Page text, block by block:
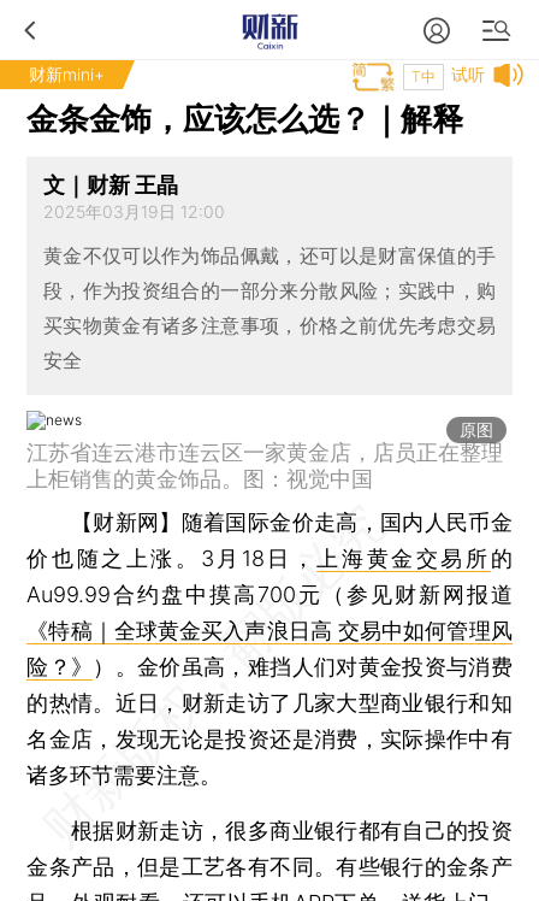
财新mini+ 试听
T中
金条金饰，应该怎么选？｜解释
文｜财新 王晶
2025年03月19日 12:00
黄金不仅可以作为饰品佩戴，还可以是财富保值的手
段，作为投资组合的一部分来分散风险；实践中，购
买实物黄金有诸多注意事项，价格之前优先考虑交易
安全
原图
江苏省连云港市连云区一家黄金店，店员正在整理
上柜销售的黄金饰品。图：视觉中国
【财新网】 随着国际金价走高，国内人民币金
价也随之上涨。3月18日，
上海黄金交易所的
Au99.99合约盘中摸高700元（参见财新网报道
《特稿｜全球黄金买入声浪日高 交易中如何管理风
险？》
）。金价虽高，难挡人们对黄金投资与消费
的热情。近日，财新走访了几家大型商业银行和知
名金店，发现无论是投资还是消费，实际操作中有
诸多环节需要注意。
根据财新走访，很多商业银行都有自己的投资
金条产品，但是工艺各有不同。有些银行的金条产